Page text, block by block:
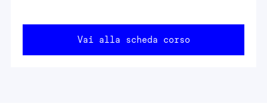
Vai alla scheda corso